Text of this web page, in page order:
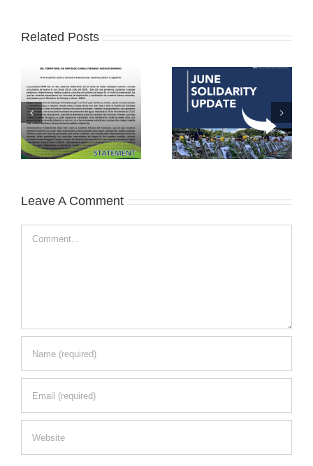
Related Posts
Leave A Comment